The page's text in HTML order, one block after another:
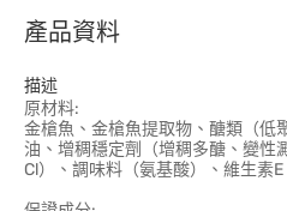
產品資料
描述
原材料:
金槍魚、金槍魚提取物、醣類（低
油、增稠穩定劑（增稠多醣、變性
Cl）、調味料（氨基酸）、維生素